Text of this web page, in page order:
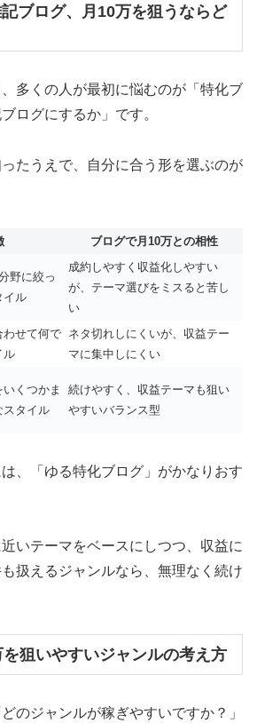
ブログ、月10万を狙うならど
多くの人が最初に悩むのが「特化ブ
ログにするか」です。
たうえで、自分に合う形を選ぶのが
ブログで月10万との相性
野に絞っ
イル
成約しやすく収益化しやすい
が、テーマ選びをミスると苦し
い
わせて何で
ル
ネタ切れしにくいが、収益テー
マに集中しにくい
くつかま
スタイル
続けやすく、収益テーマも狙い
やすいバランス型
、「ゆる特化ブログ」がかなりおす
いテーマをベースにしつつ、収益に
扱えるジャンルなら、無理なく続け
狙いやすいジャンルの考え方
のジャンルが稼ぎやすいですか？」